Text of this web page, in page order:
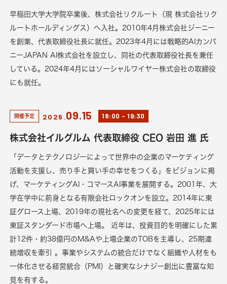
早稲田大学大学院卒業後、株式会社リクルート（現 株式会社リク
ルートホールディングス）へ入社。2010年4月株式会社ジーニー
を創業、代表取締役社長に就任。2023年4月には戦略的AIカンパ
ニーJAPAN AI株式会社を設立し、同社の代表取締役社長を兼任
している。2024年4月にはソーシャルワイヤー株式会社の取締役
にも就任。
開催予定 2026.09.15 18:00 - 19:30
株式会社イルグルム 代表取締役 CEO 岩田 進 氏
「データとテクノロジーによって世界中の企業のマーケティング
活動を支援し、売り手と買い手の幸せをつくる」をビジョンに掲
げ、マーケティングAI・コマースAI事業を展開する。2001年、大
学在学中に前身となる有限会社ロックオンを設立。2014年に東
証グロース上場、2019年の現社名への変更を経て、2025年には
東証スタンダード市場へ上場。 近年は、投資目的を明確にした累
計12件・約38億円のM&Aや上場企業のTOBを主導し、25期連
続増収を牽引 。事業やシステムの統合だけでなく組織や人材をも
一体化させる経営統合（PMI）と確実なシナジー創出に豊富な知
見を有する。